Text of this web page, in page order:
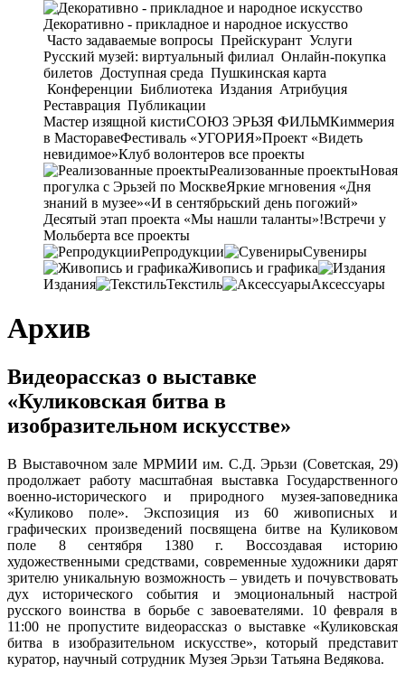
Декоративно - прикладное и народное искусство
Часто задаваемые вопросы Прейскурант Услуги
Русский музей: виртуальный филиал Онлайн-покупка
билетов Доступная среда Пушкинская карта
Конференции Библиотека Издания Атрибуция
Реставрация Публикации
Мастер изящной кистиСОЮЗ ЭРЬЗЯ ФИЛЬМКиммерия
в МасторавеФестиваль «УГОРИЯ»Проект «Видеть
невидимое»Клуб волонтеров все проекты
Реализованные проектыНовая
прогулка с Эрьзей по МосквеЯркие мгновения «Дня
знаний в музее»«И в сентябрьский день погожий»
Десятый этап проекта «Мы нашли таланты»!Встречи у
Мольберта все проекты
Репродукции
Сувениры
Живопись и графика
Издания
Текстиль Аксессуары
Архив
Видеорассказ о выставке
«Куликовская битва в
изобразительном искусстве»
В Выставочном зале МРМИИ им. С.Д. Эрьзи (Советская, 29)
продолжает работу масштабная выставка Государственного
военно-исторического и природного музея-заповедника
«Куликово поле». Экспозиция из 60 живописных и
графических произведений посвящена битве на Куликовом
поле 8 сентября 1380 г. Воссоздавая историю
художественными средствами, современные художники дарят
зрителю уникальную возможность – увидеть и почувствовать
дух исторического события и эмоциональный настрой
русского воинства в борьбе с завоевателями. 10 февраля в
11:00 не пропустите видеорассказ о выставке «Куликовская
битва в изобразительном искусстве», который представит
куратор, научный сотрудник Музея Эрьзи Татьяна Ведякова.